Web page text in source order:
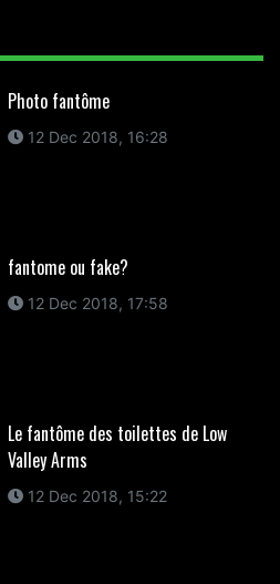
Photo fantôme
12 Dec 2018, 16:28
fantome ou fake?
12 Dec 2018, 17:58
Le fantôme des toilettes de Low
Valley Arms
12 Dec 2018, 15:22